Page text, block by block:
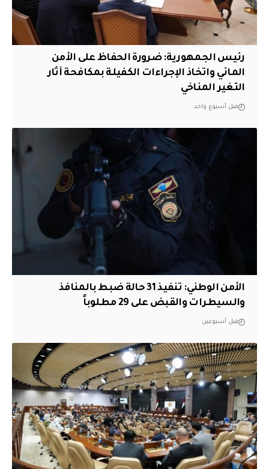
رئيس الجمهورية: ضرورة الحفاظ على الأمن
المائي واتخاذ الإجراءات الكفيلة بمكافحة آثار
التغير المناخي
قبل أسبوع واحد
الأمن الوطني: تنفيذ 31 حالة ضبط بالمنافذ
والسيطرات والقبض على 29 مطلوباً
قبل أسبوعين